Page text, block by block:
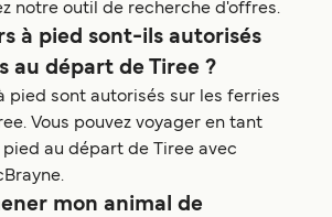
notre outil de recherche d'offres.
à pied sont-ils autorisés
au départ de Tiree ?
pied sont autorisés sur les ferries
Vous pouvez voyager en tant
au départ de Tiree avec
mon animal de